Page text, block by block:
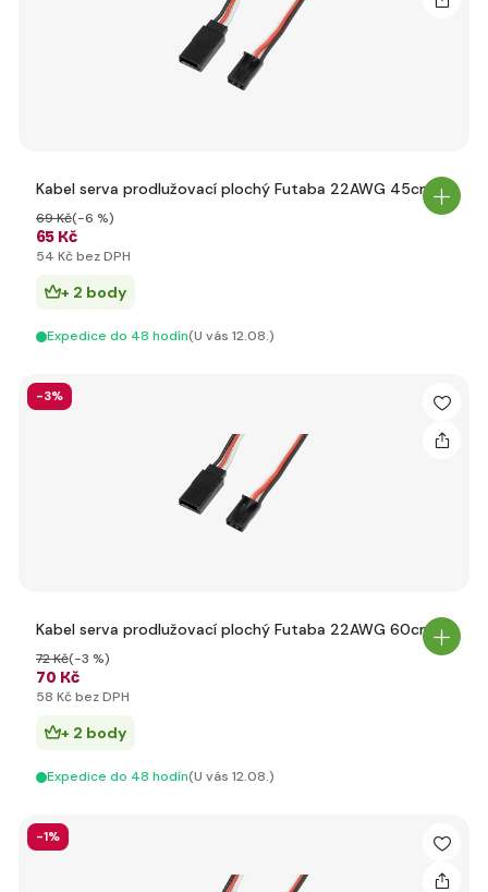
Kabel serva prodlužovací plochý Futaba 22AWG 45cm
65 Kč
69 Kč(-6 %)
54 Kč bez DPH
+ 2 body
Expedice do 48 hodín(U vás 12.08.)
-3%
Kabel serva prodlužovací plochý Futaba 22AWG 60cm
70 Kč
72 Kč(-3 %)
58 Kč bez DPH
+ 2 body
Expedice do 48 hodín(U vás 12.08.)
-1%